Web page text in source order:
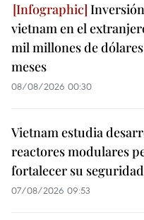
vietnam en el
mil millones de
meses
08/08/2026 00:30
Vietnam estudia
reactores modulares
fortalecer su
07/08/2026 09:53